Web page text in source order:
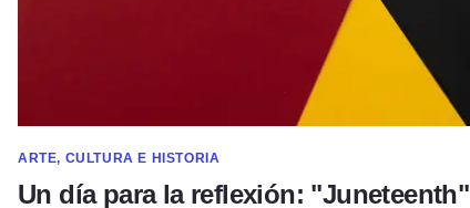
ARTE, CULTURA E HISTORIA
Un día para la reflexión: "Juneteenth"